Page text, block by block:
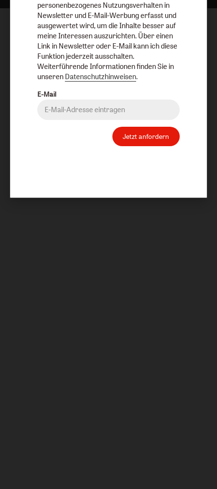
personenbezogenes Nutzungsverhalten in
Newsletter und E-Mail-Werbung erfasst und
ausgewertet wird, um die Inhalte besser auf
meine Interessen auszurichten. Über einen
Link in Newsletter oder E-Mail kann ich diese
Funktion jederzeit ausschalten.
Weiterführende Informationen finden Sie in
unseren Datenschutzhinweisen.
E-Mail
Jetzt anfordern